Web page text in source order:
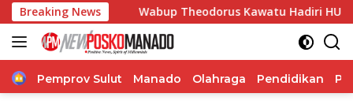
Langsung
ke
konten
Breaking News
Wabup Theodorus Kawatu Hadiri HUT ke-166 Desa
Home
Pemprov Sulut Manado Olahraga Pendidikan